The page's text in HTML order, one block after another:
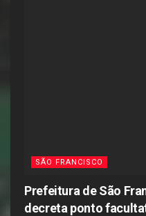
SÃO FRANCISCO
Prefeitura de São
decreta ponto